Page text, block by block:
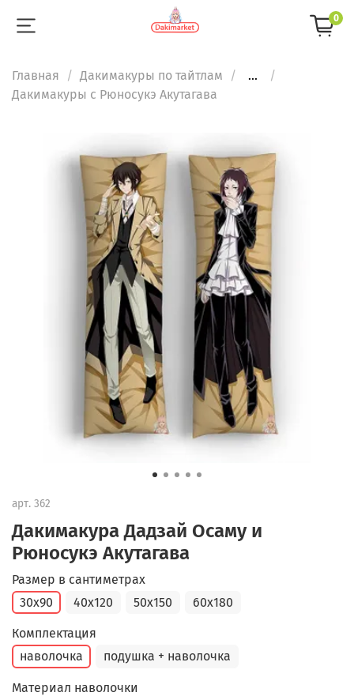
0
Главная Дакимакуры по тайтлам
...
Дакимакуры с Рюносукэ Акутагава
арт. 362
Дакимакура Дадзай Осаму и
Рюносукэ Акутагава
Размер в сантиметрах
30x90
40x120 50x150 60x180
Комплектация
наволочка
подушка + наволочка
Материал наволочки